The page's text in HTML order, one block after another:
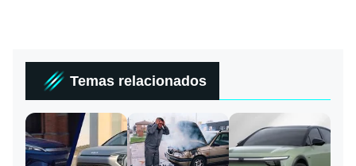
Temas relacionados